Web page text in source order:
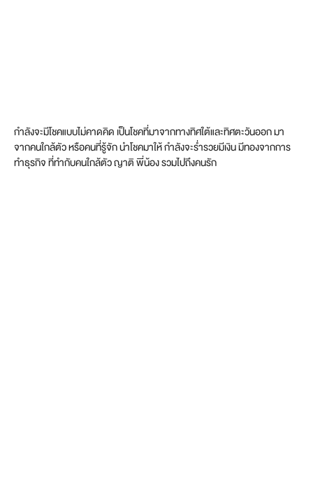
กำลังจะมีโชคแบบไม่คาดคิด เป็นโชคที่มาจากทางทิศใต้และทิศตะวันออก มา
จากคนใกล้ตัว หรือคนที่รู้จัก นำโชคมาให้ กำลังจะร่ำรวยมีเงิน มีทองจากการ
ทำธุรกิจ ที่ทำกับคนใกล้ตัว ญาติ พี่น้อง รวมไปถึงคนรัก